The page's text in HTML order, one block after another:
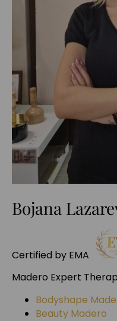
Bojana
Certified by EMA
Madero Expert
Bodyshape
Beauty Madero